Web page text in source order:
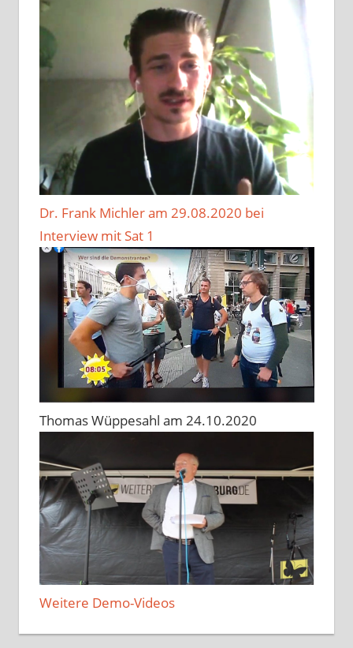
Dr. Frank Michler am 29.08.2020 bei
Interview mit Sat 1
Thomas Wüppesahl am 24.10.2020
Weitere Demo-Videos